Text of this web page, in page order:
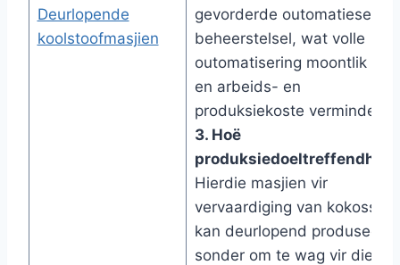
Deurlopende
koolstoofmasjien
gevorderde outomatiese
beheerstelsel, wat volle
outomatisering moontlik
en arbeids- en
produksiekoste verminder.
3. Hoë
produksiedoeltreffendheid
Hierdie masjien vir
vervaardiging van
kan deurlopend produseer
sonder om te wag vir die